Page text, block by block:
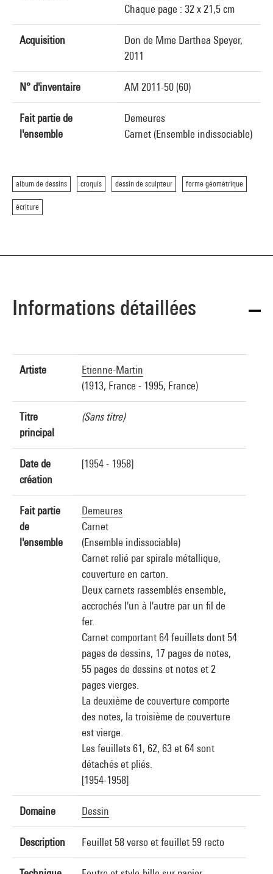
Chaque page : 32 x 21,5 cm
Acquisition
Don de Mme Darthea Speyer,
2011
N° d'inventaire AM 2011-50 (60)
Fait partie de
l'ensemble
Demeures
Carnet (Ensemble indissociable)
album de dessins croquis dessin de sculpteur forme géométrique
écriture
Informations détaillées
Artiste
Etienne-Martin
(1913, France - 1995, France)
Titre
principal
(Sans titre)
Date de
création
[1954 - 1958]
Fait partie
de
l'ensemble
Demeures
Carnet
(Ensemble indissociable)
Carnet relié par spirale métallique,
couverture en carton.
Deux carnets rassemblés ensemble,
accrochés l'un à l'autre par un fil de
fer.
Carnet comportant 64 feuillets dont 54
pages de dessins, 17 pages de notes,
55 pages de dessins et notes et 2
pages vierges.
La deuxième de couverture comporte
des notes, la troisième de couverture
est vierge.
Les feuillets 61, 62, 63 et 64 sont
détachés et pliés.
[1954-1958]
Domaine Dessin
Description Feuillet 58 verso et feuillet 59 recto